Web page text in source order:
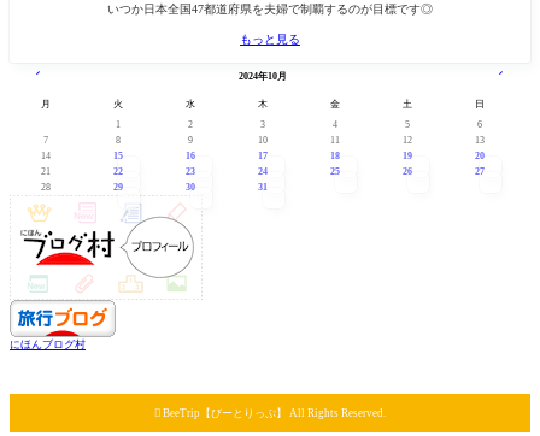
いつか日本全国47都道府県を夫婦で制覇するのが目標です◎
もっと見る
2024年10月
月 火 水 木 金 土
日
1
2 3 4 5
6
7
8 9 10 11 12
13
14
15 16 17 18 19
20
21
22 23 24 25 26
27
28
29 30 31
にほんブログ村
 BeeTrip【びーとりっぷ】 All Rights Reserved.